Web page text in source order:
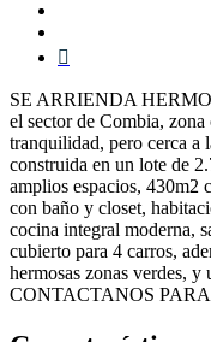
SE ARRIENDA
el sector de Combia, zona
tranquilidad, pero cerca a
construida en un lote de
amplios espacios, 430m2
con baño y closet,
cocina integral moderna,
cubierto para 4 carros,
hermosas zonas verdes, y
CONTACTANOS